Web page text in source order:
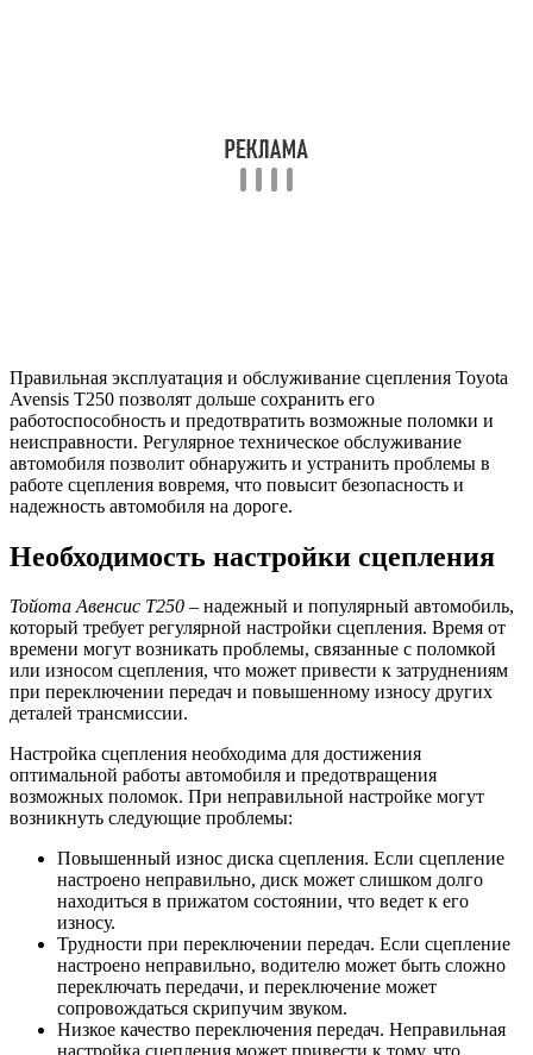
Правильная эксплуатация и обслуживание сцепления Toyota
Avensis T250 позволят дольше сохранить его
работоспособность и предотвратить возможные поломки и
неисправности. Регулярное техническое обслуживание
автомобиля позволит обнаружить и устранить проблемы в
работе сцепления вовремя, что повысит безопасность и
надежность автомобиля на дороге.
Необходимость настройки сцепления
Тойота Авенсис Т250 – надежный и популярный автомобиль,
который требует регулярной настройки сцепления. Время от
времени могут возникать проблемы, связанные с поломкой
или износом сцепления, что может привести к затруднениям
при переключении передач и повышенному износу других
деталей трансмиссии.
Настройка сцепления необходима для достижения
оптимальной работы автомобиля и предотвращения
возможных поломок. При неправильной настройке могут
возникнуть следующие проблемы:
Повышенный износ диска сцепления. Если сцепление
настроено неправильно, диск может слишком долго
находиться в прижатом состоянии, что ведет к его
износу.
Трудности при переключении передач. Если сцепление
настроено неправильно, водителю может быть сложно
переключать передачи, и переключение может
сопровождаться скрипучим звуком.
Низкое качество переключения передач. Неправильная